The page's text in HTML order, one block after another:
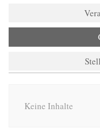
Keine Inhalte